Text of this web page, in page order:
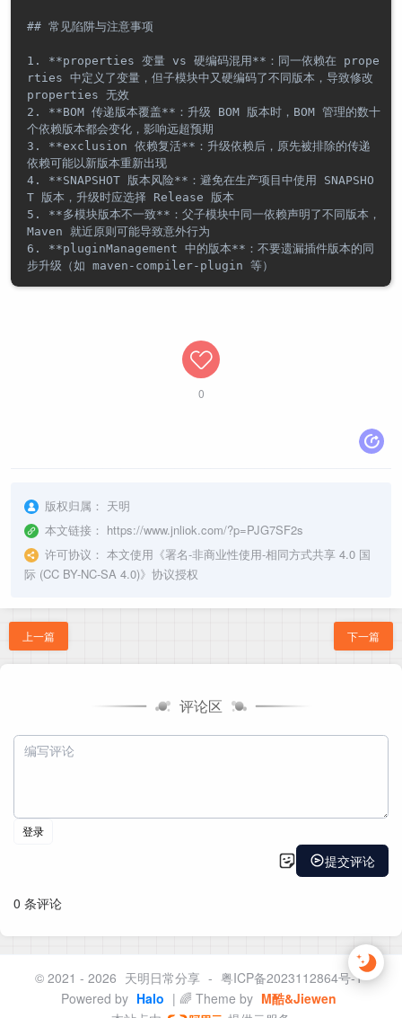
## 常见陷阱与注意事项
1. **properties 变量 vs 硬编码混用**：同一依赖在 prope
rties 中定义了变量，但子模块中又硬编码了不同版本，导致修改
properties 无效
2. **BOM 传递版本覆盖**：升级 BOM 版本时，BOM 管理的数十
个依赖版本都会变化，影响远超预期
3. **exclusion 依赖复活**：升级依赖后，原先被排除的传递
依赖可能以新版本重新出现
4. **SNAPSHOT 版本风险**：避免在生产项目中使用 SNAPSHO
T 版本，升级时应选择 Release 版本
5. **多模块版本不一致**：父子模块中同一依赖声明了不同版本，
Maven 就近原则可能导致意外行为
6. **pluginManagement 中的版本**：不要遗漏插件版本的同
0
版权归属： 天明
本文链接： https://www.jnliok.com/?p=PJG7SF2s
许可协议： 本文使用《署名-非商业性使用-相同方式共享 4.0 国
际 (CC BY-NC-SA 4.0)》协议授权
上一篇 下一篇
评论区
© 2021 - 2026 天明日常分享 - 粤ICP备2023112864号-1
Powered by Halo | 🌈 Theme by M酷&Jiewen